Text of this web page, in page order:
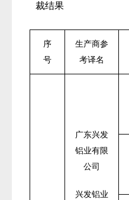
裁结果
序
号
生产商参
考译名
广东兴发
铝业有限
公司
兴发铝业